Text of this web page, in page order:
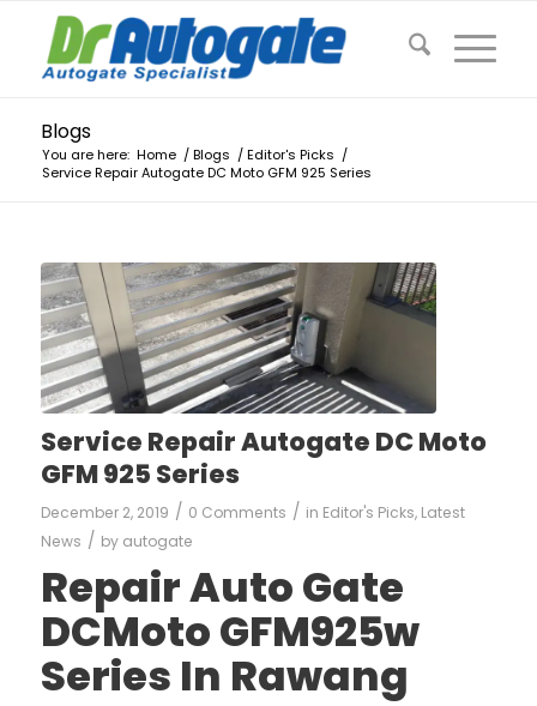
Blogs
You are here: Home / Blogs / Editor's Picks /
Service Repair Autogate DC Moto GFM 925 Series
Service Repair Autogate DC Moto
GFM 925 Series
December 2, 2019 / 0 Comments / in Editor's Picks, Latest
News / by autogate
Repair Auto Gate
DCMoto GFM925w
Series In Rawang